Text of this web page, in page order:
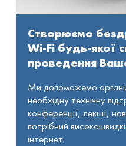
Створюємо
Wi-Fi будь-якої
проведення
Ми допоможемо
необхідну технічну
конференції, лекції,
потрібний
інтернет.